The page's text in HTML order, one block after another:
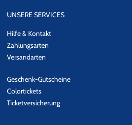
UNSERE SERVICES
Hilfe & Kontakt
Zahlungsarten
Versandarten
Geschenk-Gutscheine
Colortickets
Ticketversicherung